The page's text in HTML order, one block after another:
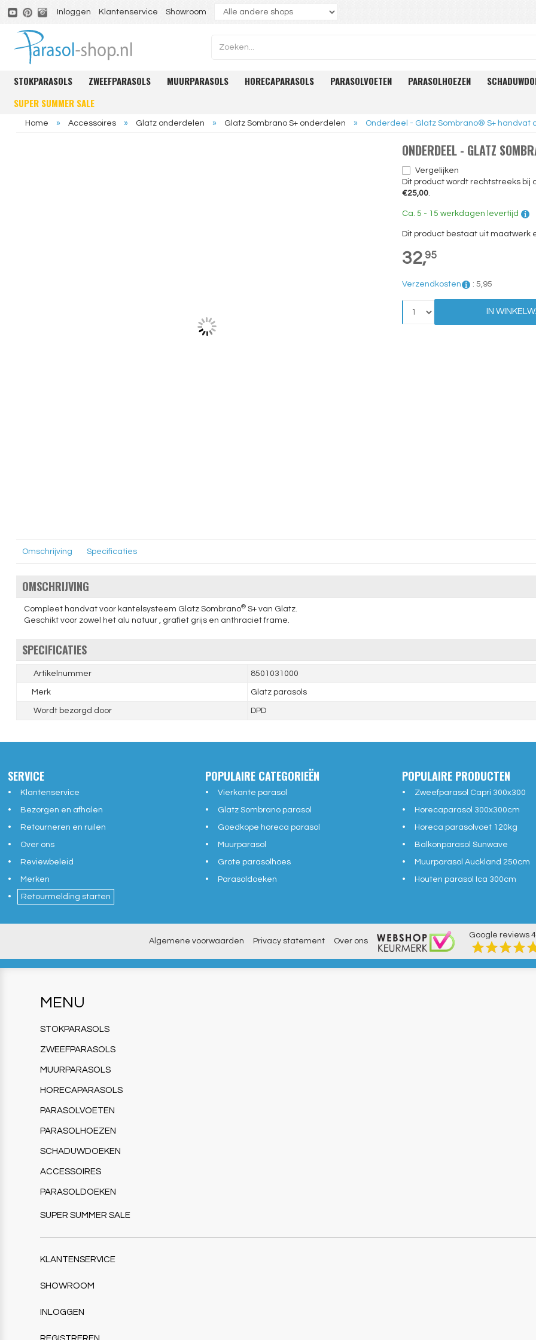
Inloggen Klantenservice Showroom
STOKPARASOLS ZWEEFPARASOLS MUURPARASOLS HORECAPARASOLS PARASOLVOETEN PARASOLHOEZEN
SUPER SUMMER SALE
Home » Accessoires » Glatz onderdelen » Glatz Sombrano S+ onderdelen » Onderdeel - Glatz Sombrano® S+ handvat
ONDERDEEL - GLATZ
Vergelijken
Dit product wordt rechtstreeks bij
€25,00.
Ca. 5 - 15 werkdagen levertijd
Dit product bestaat uit maatwerk
32,95
Verzendkosten : 5,95
IN
Omschrijving Specificaties
OMSCHRIJVING
Compleet handvat voor kantelsysteem Glatz Sombrano®S+ van Glatz.
Geschikt voor zowel het alu natuur , grafiet grijs en anthraciet frame.
SPECIFICATIES
Artikelnummer 8501031000
Merk Glatz parasols
Wordt bezorgd door DPD
SERVICE
Klantenservice
Bezorgen en afhalen
Retourneren en ruilen
Over ons
Reviewbeleid
Merken
Retourmelding starten
POPULAIRE CATEGORIEËN
Vierkante parasol
Glatz Sombrano parasol
Goedkope horeca parasol
Muurparasol
Grote parasolhoes
Parasoldoeken
POPULAIRE PRODUCTEN
Zweefparasol Capri 300x300
Horecaparasol 300x300cm
Horeca parasolvoet 120kg
Balkonparasol Sunwave
Muurparasol Auckland 250cm
Houten parasol Ica 300cm
Algemene voorwaarden Privacy statement Over ons
Google reviews
MENU
STOKPARASOLS
ZWEEFPARASOLS
MUURPARASOLS
HORECAPARASOLS
PARASOLVOETEN
PARASOLHOEZEN
SCHADUWDOEKEN
ACCESSOIRES
PARASOLDOEKEN
SUPER SUMMER SALE
KLANTENSERVICE
SHOWROOM
INLOGGEN